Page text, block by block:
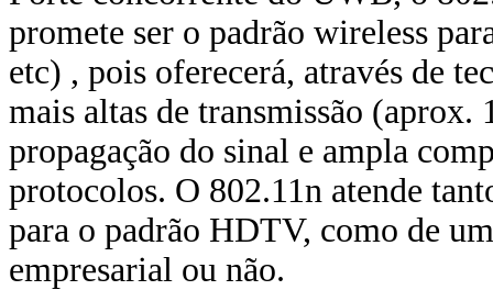
promete ser o padrão wireless
etc) , pois oferecerá, através de
mais altas de transmissão
propagação do sinal e ampla
protocolos. O 802.11n atende
para o padrão HDTV, como de
empresarial ou não.